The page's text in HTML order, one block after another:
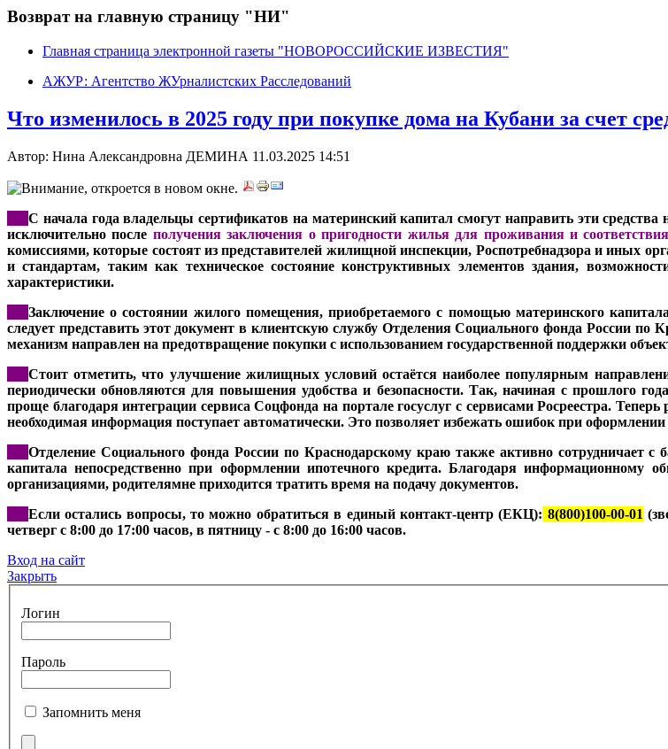
Возврат на главную страницу "НИ"
Главная страница электронной газеты "НОВОРОССИЙСКИЕ ИЗВЕСТИЯ"
АЖУР: Агентство ЖУрналистских Расследований
Что изменилось в 2025 году при покупке дома на Кубани за счет
Автор: Нина Александровна ДЕМИНА 11.03.2025 14:51
С начала года владельцы сертификатов на материнский капитал смогут направить эти
исключительно после получения заключения о пригодности жилья для проживания и
комиссиями, которые состоят из представителей жилищной инспекции, Роспотребнадзора и иных
и стандартам, таким как техническое состояние конструктивных элементов здания,
характеристики.
Заключение о состоянии жилого помещения, приобретаемого с помощью материнского
следует представить этот документ в клиентскую службу Отделения Социального фонда России
механизм направлен на предотвращение покупки с использованием государственной поддержки
Стоит отметить, что улучшение жилищных условий остаётся наиболее популярным
периодически обновляются для повышения удобства и безопасности. Так, начиная с прошлого
проще благодаря интеграции сервиса Соцфонда на портале госуслуг с сервисами Росреестра.
необходимая информация поступает автоматически. Это позволяет избежать ошибок при
Отделение Социального фонда России по Краснодарскому краю также активно сотрудничает с
капитала непосредственно при оформлении ипотечного кредита. Благодаря
организациями, родителямне приходится тратить время на подачу документов.
Если остались вопросы, то можно обратиться в единый контакт-центр (ЕКЦ): 8(800)100-00-01
четверг с 8:00 до 17:00 часов, в пятницу - с 8:00 до 16:00 часов.
Вход на сайт
Закрыть
Логин
Пароль
Запомнить меня